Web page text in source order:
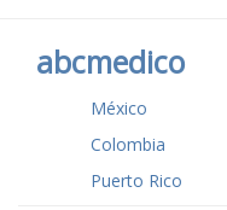
abcmedico
México
Colombia
Puerto Rico